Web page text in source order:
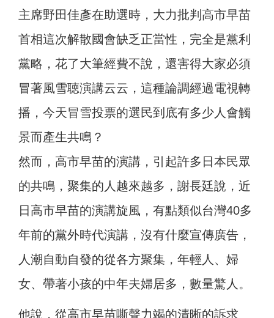
主席野田佳彥在助選時，大力批判高市早苗
首相這次解散國會缺乏正當性，完全是黨利
黨略，花了大筆經費不說，還害得大家必須
冒著風雪聴演講云云，這種論調經過電視轉
播，今天冒雪投票的選民到底有多少人會觸
景而產生共鳴？
然而，高市早苗的演講，引起許多日本民眾
的共鳴，聚集的人越來越多，謝長廷說，近
日高市早苗的演講旋風，有點類似台灣40多
年前的黨外時代演講，沒有什麼宣傳廣告，
人潮自動自發的從各方聚集，年輕人、婦
女、帶著小孩的中年夫婦居多，數量驚人。
他說，從高市早苗嘶聲力竭的清晰的訴求